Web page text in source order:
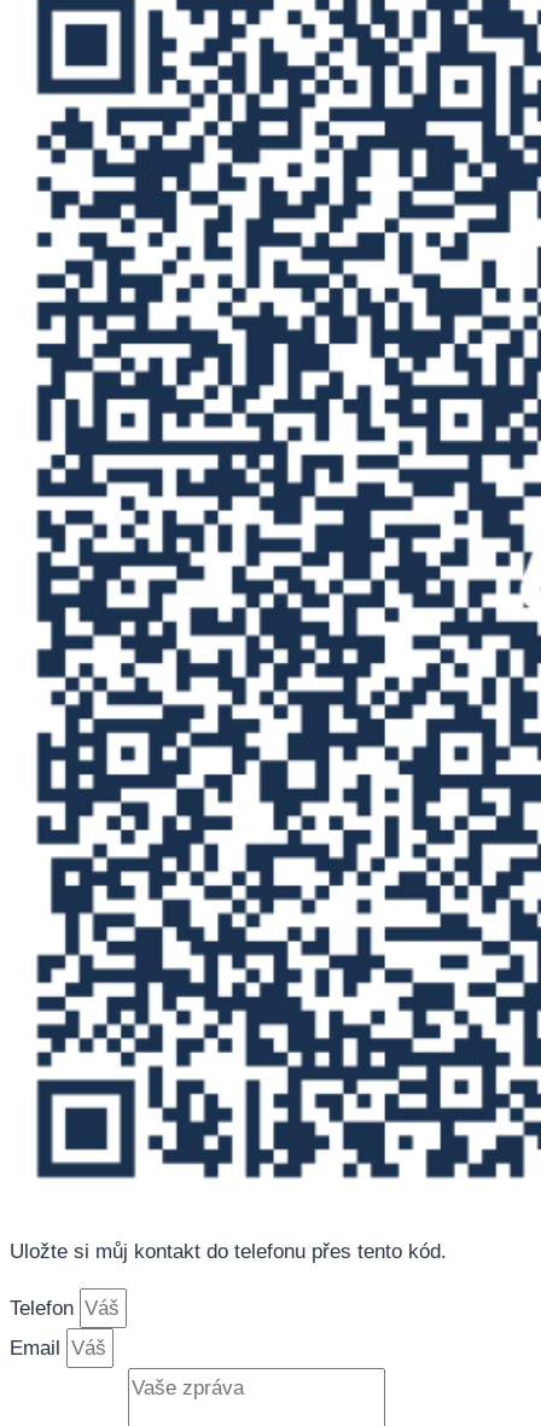
Uložte si můj kontakt do telefonu přes tento kód.
Telefon
Email